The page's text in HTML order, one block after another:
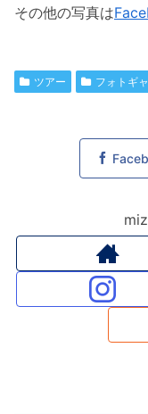
その他の写真は
ツアー フォトギ